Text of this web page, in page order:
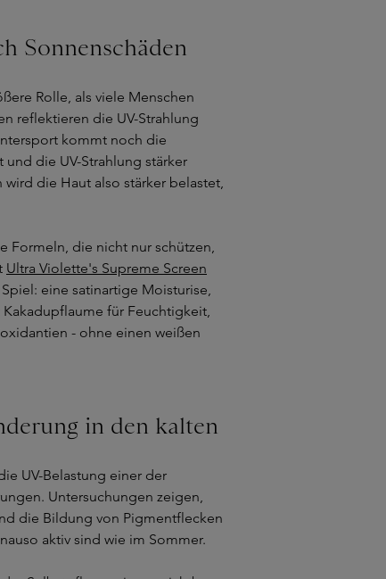
Sonnenschäden
Rolle, als viele Menschen
reflektieren die UV-Strahlung
kommt noch die
die UV-Strahlung stärker
die Haut also stärker belastet,
Formeln, die nicht nur schützen,
Ultra Violette's Supreme Screen
Spiel: eine satinartige Moisturise,
für Feuchtigkeit,
- ohne einen weißen
in den kalten
UV-Belastung einer der
Untersuchungen zeigen,
die Bildung von Pigmentflecken
aktiv sind wie im Sommer.